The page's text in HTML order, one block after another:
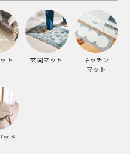
ト 玄関マット
キッチン
マット
ッド